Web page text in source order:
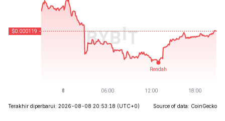
Terakhir diperbarui: 2026-08-08 20:53:18 (UTC+0) Source of data: CoinGecko